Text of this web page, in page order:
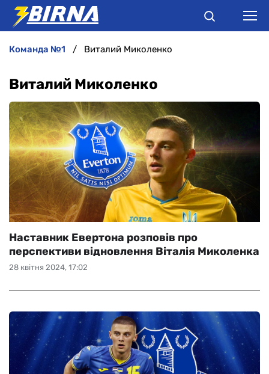
ІНТЕРВ'Ю
РІЗНЕ
БУКМЕКЕРИ
команда №1 Виталий Миколенко
Виталий Миколенко
28 квітня 2024, 17:02
Наставник Евертона розповів про
перспективи відновлення Віталія Миколенка